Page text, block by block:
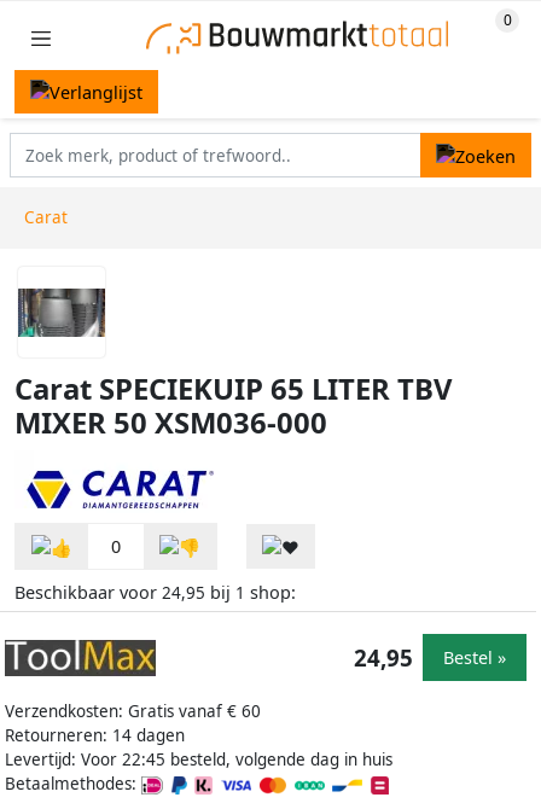
Carat
Carat SPECIEKUIP 65 LITER TBV
MIXER 50 XSM036-000
0
Beschikbaar voor 24,95 bij 1 shop:
Verzendkosten: Gratis vanaf € 60
Retourneren: 14 dagen
Levertijd: Voor 22:45 besteld, volgende dag in huis
Betaalmethodes:
24,95 Bestel »